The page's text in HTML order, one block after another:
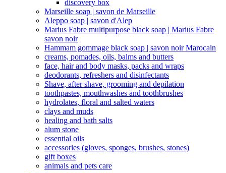
discovery box
Marseille soap | savon de Marseille
Aleppo soap | savon d'Alep
Marius Fabre multipurpose black soap | Marius Fabre
savon noir
Hammam gommage black soap | savon noir Marocain
creams, pomades, oils, balms and butters
face, hair and body masks, packs and wraps
deodorants, refreshers and disinfectants
Shave, after shave, grooming and depilation
toothpastes, mouthwashes and toothbrushes
hydrolates, floral and salted waters
clays and muds
healing and bath salts
alum stone
essential oils
accessories (gloves, sponges, brushes, stones)
gift boxes
animals and pets care